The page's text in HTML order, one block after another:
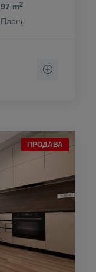
97 m2
Площ
ПРОДАВА